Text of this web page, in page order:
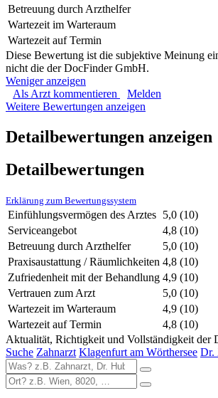
Betreuung durch Arzthelfer
Wartezeit im Warteraum
Wartezeit auf Termin
Diese Bewertung ist die subjektive Meinung
nicht die der DocFinder GmbH.
Weniger anzeigen
Als Arzt kommentieren
Melden
Weitere Bewertungen anzeigen
Detailbewertungen anzeigen
Detailbewertungen
Erklärung zum Bewertungssystem
Einfühlungsvermögen des Arztes 5,0 (10)
Serviceangebot
4,8 (10)
Betreuung durch Arzthelfer
5,0 (10)
Praxisaustattung / Räumlichkeiten 4,8 (10)
Zufriedenheit mit der Behandlung 4,9 (10)
Vertrauen zum Arzt
5,0 (10)
Wartezeit im Warteraum
4,9 (10)
Wartezeit auf Termin
4,8 (10)
Aktualität, Richtigkeit und Vollständigkeit der
Suche Zahnarzt Klagenfurt am Wörthersee Dr.